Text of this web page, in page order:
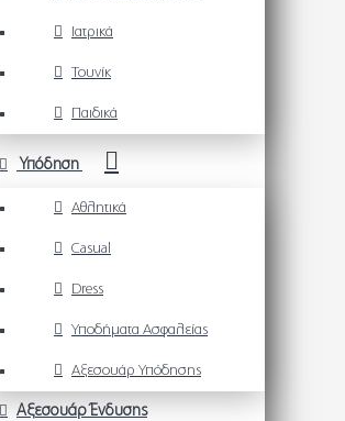
Ιατρικά
Τουνίκ
Παιδικά
Υπόδηση
Αθλητικά
Casual
Dress
Υποδήματα Ασφαλείας
Αξεσουάρ Υπόδησης
Αξεσουάρ Ένδυσης